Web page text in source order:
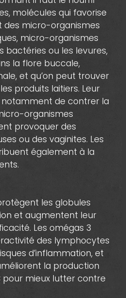
molécules qui favorise
des micro-organismes
micro-organismes
bactéries ou les levures,
la flore buccale,
et qu’on peut trouver
produits laitiers. Leur
de contrer la
organismes
provoquer des
ou des vaginites. Les
également à la
les globules
et augmentent leur
Les omégas 3
des lymphocytes
d’inflammation, et
la production
mieux lutter contre